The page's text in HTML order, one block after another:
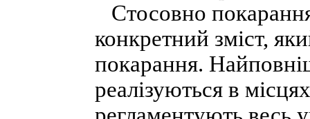
Стосовно
конкретний зміст,
покарання.
реалізуються в